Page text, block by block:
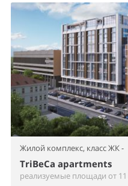
Жилой комплекс, класс ЖК -
TriBeCa apartments
реализуемые площади от 11